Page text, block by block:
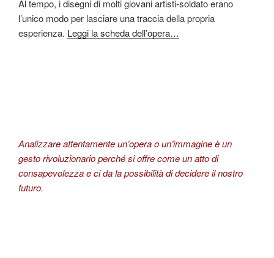
Al tempo, i disegni di molti giovani artisti-soldato erano
l’unico modo per lasciare una traccia della propria
esperienza. Leggi la scheda dell’opera…
Analizzare attentamente un’opera o un’immagine è un
gesto rivoluzionario perché si offre come un atto di
consapevolezza e ci da la possibilità di decidere il nostro
futuro.